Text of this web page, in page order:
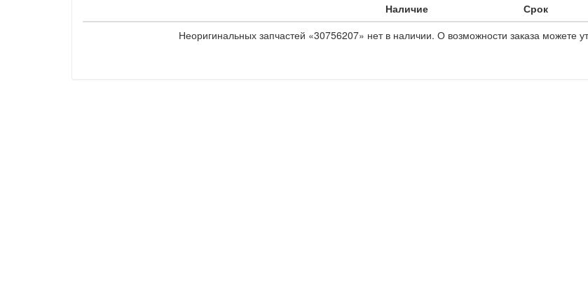
Наличие Срок
Неоригинальных запчастей «30756207» нет в наличии. О возможности заказа можете